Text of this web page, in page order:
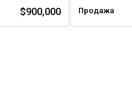
$900,000 Продажа